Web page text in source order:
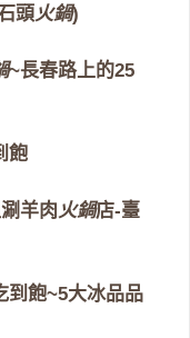
頭火鍋)
~長春路上的25
飽
羊肉 火鍋店-臺
到飽~5大冰品品